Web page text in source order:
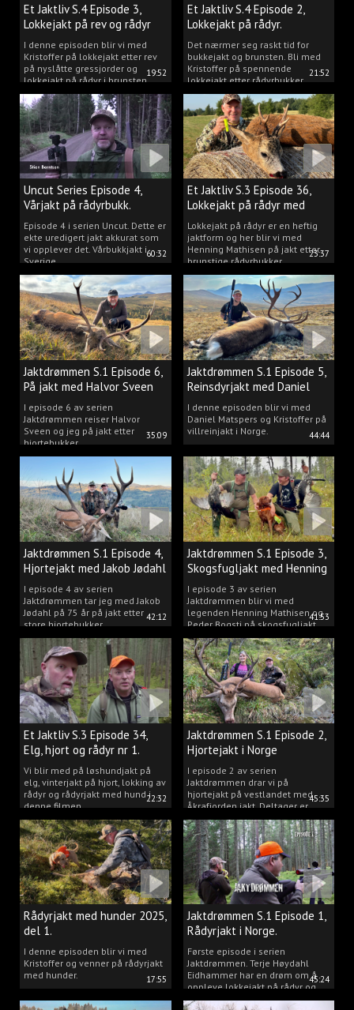
19:52
Et Jaktliv S.4 Episode 3,
Lokkejakt på rev og rådyr
2025.
I denne episoden blir vi med
Kristoffer på lokkejakt etter rev
på nyslåtte gressjorder og
lokkejakt på rådyr i brunsten.
21:52
Et Jaktliv S.4 Episode 2,
Lokkejakt på rådyr.
Det nærmer seg raskt tid for
bukkejakt og brunsten. Bli med
Kristoffer på spennende
lokkejakt etter rådyrbukker.
60:32
Uncut Series Episode 4,
Vårjakt på rådyrbukk.
Episode 4 i serien Uncut. Dette er
ekte uredigert jakt akkurat som
vi opplever det. Vårbukkjakt i
Sverige.
23:37
Et Jaktliv S.3 Episode 36,
Lokkejakt på rådyr med
Henning Mathisen
Lokkejakt på rådyr er en heftig
jaktform og her blir vi med
Henning Mathisen på jakt etter
brunstige rådyrbukker.
35:09
Jaktdrømmen S.1 Episode 6,
På jakt med Halvor Sveen
I episode 6 av serien
Jaktdrømmen reiser Halvor
Sveen og jeg på jakt etter
hjortebukker.
44:44
Jaktdrømmen S.1 Episode 5,
Reinsdyrjakt med Daniel
Matspers.
I denne episoden blir vi med
Daniel Matspers og Kristoffer på
villreinjakt i Norge.
42:12
Jaktdrømmen S.1 Episode 4,
Hjortejakt med Jakob Jødahl
I episode 4 av serien
Jaktdrømmen tar jeg med Jakob
Jødahl på 75 år på jakt etter
store hjortebukker.
41:53
Jaktdrømmen S.1 Episode 3,
Skogsfugljakt med Henning
og Peder
I episode 3 av serien
Jaktdrømmen blir vi med
legenden Henning Mathisen og
Peder Bogsti på skogsfugljakt.
22:32
Et Jaktliv S.3 Episode 34,
Elg, hjort og rådyr nr 1.
2025
Vi blir med på løshundjakt på
elg, vinterjakt på hjort, lokking av
rådyr og rådyrjakt med hund i
denne filmen.
45:35
Jaktdrømmen S.1 Episode 2,
Hjortejakt i Norge
I episode 2 av serien
Jaktdrømmen drar vi på
hjortejakt på vestlandet med
Åkrafjorden jakt. Deltager er
Michelle Sofi Thomassen.
17:55
Rådyrjakt med hunder 2025,
del 1.
I denne episoden blir vi med
Kristoffer og venner på rådyrjakt
med hunder.
45:24
Jaktdrømmen S.1 Episode 1,
Rådyrjakt i Norge.
Første episode i serien
Jaktdrømmen. Terje Høydahl
Eidhammer har en drøm om å
oppleve lokkejakt på rådyr og
målet vårt er å gjøre den